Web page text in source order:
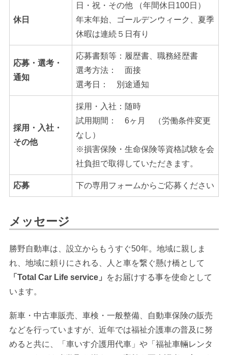
休日
日・祝・その他 （年間休日100日）
年末年始、ゴールデンウィーク、夏季
休暇は連続５日有り
応募・選考・
通知
応募書類等：履歴書、職務経歴書
選考方法： 面接
選考日： 別途通知
採用・入社・
その他
採用・入社：随時
試用期間： 6ヶ月 （労働条件変更
なし）
※損害保険・生命保険等資格試験を会
社負担で取得していただきます。
応募 下の専用フォームからご応募ください
メッセージ
勝野自動車は、設立からもうすぐ50年。地域に親しま
れ、地域に頼りにされる、人と車を繋ぐ懸け橋として
「Total Car Life service」
をお届けする事を使命として
います。
新車・中古車販売、車検・一般整備、自動車保険の販売
などを行っていますが、近年では福祉介護車の普及に努
めると共に、「車いす介護用代車」や「福祉車輛レンタ